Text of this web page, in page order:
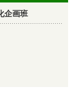
画班